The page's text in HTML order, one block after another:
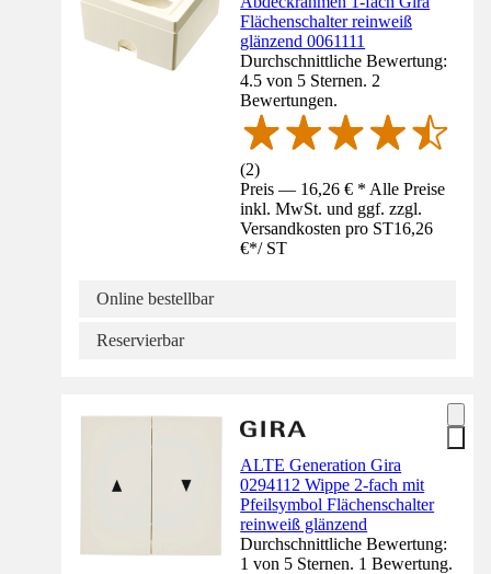
Flächenschalter reinweiß
glänzend 0061111
Durchschnittliche Bewertung:
4.5 von 5 Sternen. 2
Bewertungen.
(2)
Preis — 16,26 € * Alle Preise
inkl. MwSt. und ggf. zzgl.
Versandkosten pro ST16,26
€*/ ST
Online bestellbar
Reservierbar
ALTE Generation Gira
0294112 Wippe 2-fach mit
Pfeilsymbol Flächenschalter
reinweiß glänzend
Durchschnittliche Bewertung:
1 von 5 Sternen. 1 Bewertung.